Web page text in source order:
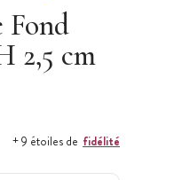
Fond
2,5 cm
+ 9 étoiles de fidélité